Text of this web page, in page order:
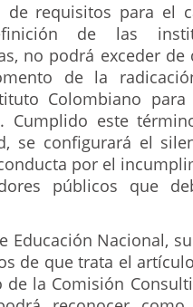
de requisitos para el
de las
no podrá exceder de
de la
Colombiano
Cumplido este
se configurará el
por el
públicos que
Educación Nacional,
de que trata el
de la Comisión